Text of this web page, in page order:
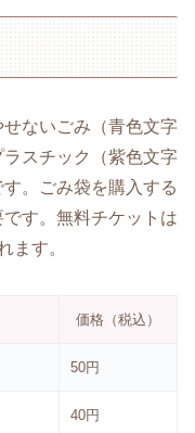
ないごみ（青色文字
スチック（紫色文字
。ごみ袋を購入する
す。無料チケットは
ます。
価格（税込）
50円
40円